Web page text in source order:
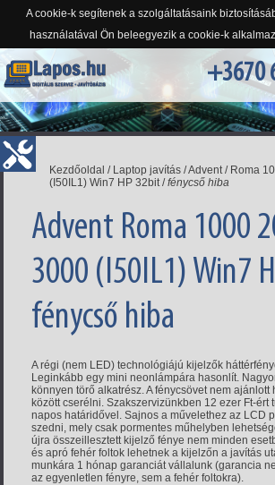
A cookie-k segítenek a szolgáltatásaink
használatával Ön beleegyezik a cookie-k
+3670
Kezdőoldal / Laptop javítás /Advent / Roma
(I50IL1) Win7 HP 32bit/fénycső hiba
Advent Roma 1000
3000 (I50IL1) Win7
fénycső hiba
A régi (nem LED) technológiájú kijelzők
Leginkább egy mini neonlámpára hasonlít.
könnyen törő alkatrész. A fénycsövet nem ajánlott
között cserélni. Szakszervizünkben 12 ezer Ft-ért
napos határidővel. Sajnos a művelethez az LCD
szedni, mely csak pormentes műhelyben
újra összeillesztett kijelző fénye nem minden
és apró fehér foltok lehetnek a kijelzőn a javítás
munkára 1 hónap garanciát vállalunk (garancia
az egyenletlen fényre, sem a fehér foltokra).